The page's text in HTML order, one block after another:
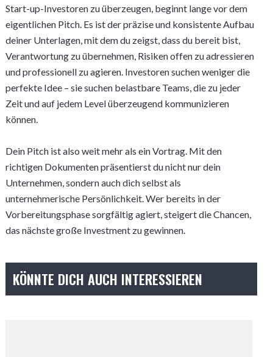
Start-up-Investoren zu überzeugen, beginnt lange vor dem
eigentlichen Pitch. Es ist der präzise und konsistente Aufbau
deiner Unterlagen, mit dem du zeigst, dass du bereit bist,
Verantwortung zu übernehmen, Risiken offen zu adressieren
und professionell zu agieren. Investoren suchen weniger die
perfekte Idee – sie suchen belastbare Teams, die zu jeder
Zeit und auf jedem Level überzeugend kommunizieren
können.
Dein Pitch ist also weit mehr als ein Vortrag. Mit den
richtigen Dokumenten präsentierst du nicht nur dein
Unternehmen, sondern auch dich selbst als
unternehmerische Persönlichkeit. Wer bereits in der
Vorbereitungsphase sorgfältig agiert, steigert die Chancen,
das nächste große Investment zu gewinnen.
KÖNNTE DICH AUCH INTERESSIEREN